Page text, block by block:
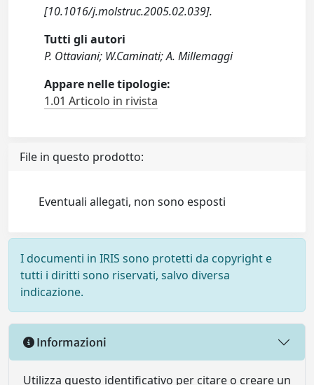
[10.1016/j.molstruc.2005.02.039].
Tutti gli autori
P. Ottaviani; W.Caminati; A. Millemaggi
Appare nelle tipologie:
1.01 Articolo in rivista
File in questo prodotto:
Eventuali allegati, non sono esposti
I documenti in IRIS sono protetti da copyright e
tutti i diritti sono riservati, salvo diversa
indicazione.
Informazioni
Utilizza questo identificativo per citare o creare un